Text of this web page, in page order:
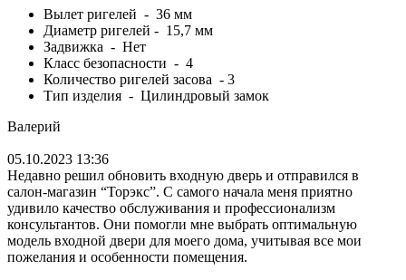
Вылет ригелей - 36 мм
Диаметр ригелей - 15,7 мм
Задвижка - Нет
Класс безопасности - 4
Количество ригелей засова - 3
Тип изделия - Цилиндровый замок
Валерий
05.10.2023 13:36
Недавно решил обновить входную дверь и отправился в
салон-магазин “Торэкс”. С самого начала меня приятно
удивило качество обслуживания и профессионализм
консультантов. Они помогли мне выбрать оптимальную
модель входной двери для моего дома, учитывая все мои
пожелания и особенности помещения.